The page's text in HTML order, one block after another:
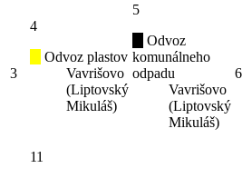
3
4
Odvoz plastov
Vavrišovo
(Liptovský
Mikuláš)
5
Odvoz
komunálneho
odpadu
Vavrišovo
(Liptovský
Mikuláš)
6
11